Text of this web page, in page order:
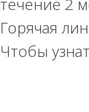
течение 2
Горячая
Чтобы